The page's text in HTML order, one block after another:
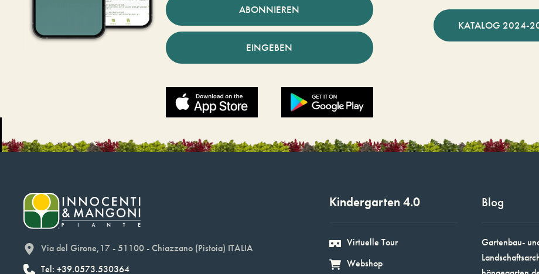
ABONNIEREN
EINGEBEN
KATALOG 2024-
Via del Girone,17 - 51100 - Chiazzano (Pistoia) ITALIA
Tel: +39.0573.530364
Kindergarten 4.0
Virtuelle Tour
Webshop
Blog
Gartenbau-